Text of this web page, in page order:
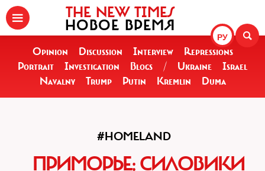
РУ
THE NEW TIMES
НОВОЕ ВРЕМЯ
Opinion Discussion Interview
Repressions
Portrait
Investigation Blogs / Ukraine
Israel
Navalny
Trump Putin Kremlin Duma
#HOMELAND
ПРИМОРЬЕ: СИЛОВИКИ